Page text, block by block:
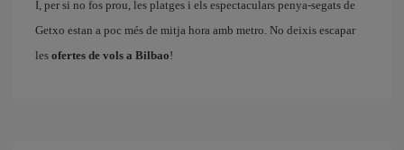
I, per si no fos prou, les platges i els espectaculars penya-segats de
Getxo estan a poc més de mitja hora amb metro. No deixis escapar
les ofertes de vols a Bilbao!